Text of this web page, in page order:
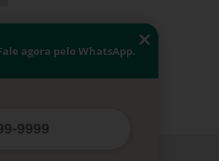
sem a
agora pelo WhatsApp.